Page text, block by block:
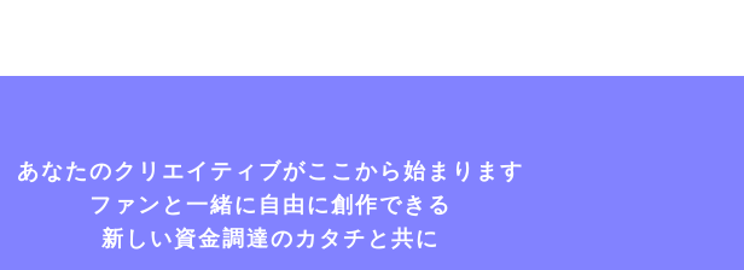
あなたのクリエイティブがここから始まります
ファンと一緒に自由に創作できる
新しい資金調達のカタチと共に